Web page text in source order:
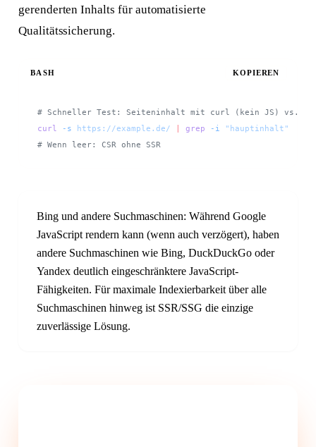
gerenderten Inhalts für automatisierte
Qualitätssicherung.
BASH KOPIEREN
# Schneller Test: Seiteninhalt mit curl (kein JS) vs.
curl -s https://example.de/ grep -i "hauptinhalt"
# Wenn leer: CSR ohne SSR
Bing und andere Suchmaschinen: Während Google
JavaScript rendern kann (wenn auch verzögert), haben
andere Suchmaschinen wie Bing, DuckDuckGo oder
Yandex deutlich eingeschränktere JavaScript-
Fähigkeiten. Für maximale Indexierbarkeit über alle
Suchmaschinen hinweg ist SSR/SSG die einzige
zuverlässige Lösung.